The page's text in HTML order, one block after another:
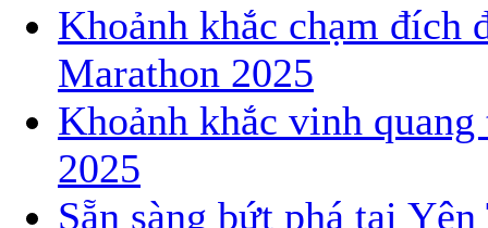
Khoảnh khắc chạm đích
Marathon 2025
Khoảnh khắc vinh
2025
Sẵn sàng bứt phá tại